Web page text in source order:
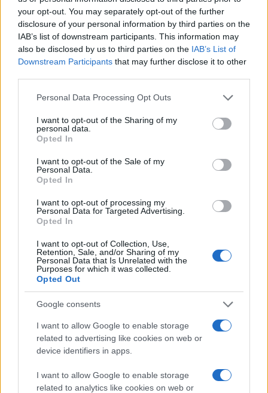
your opt-out. You may separately opt-out of the further
disclosure of your personal information by third parties on the
IAB’s list of downstream participants. This information may
also be disclosed by us to third parties on the IAB’s List of
Downstream Participants that may further disclose it to other
Please note that this website/app uses one or more Google
not limited to your visit or usage behaviour. You may click to
grant or deny consent to Google and its third-party tags to
use your data for below specified purposes in below Google
consent section.
Personal Data Processing Opt Outs
I want to opt-out of the Sharing of my
personal data.
Opted In
I want to opt-out of the Sale of my
Personal Data.
Opted In
I want to opt-out of processing my
Personal Data for Targeted Advertising.
Opted In
I want to opt-out of Collection, Use,
Retention, Sale, and/or Sharing of my
Personal Data that Is Unrelated with the
Purposes for which it was collected.
Opted Out
Google consents
I want to allow Google to enable storage
related to advertising like cookies on web or
device identifiers in apps.
I want to allow Google to enable storage
related to analytics like cookies on web or
παρακάτω και το σχετικό video: